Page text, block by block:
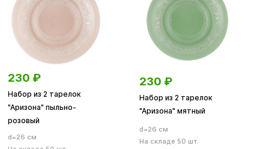
230 ₽
Набор из 2 тарелок
"Аризона" пыльно-
розовый
d=26 см
230 ₽
Набор из 2 тарелок
"Аризона" мятный
d=26 см
На складе 50 шт.